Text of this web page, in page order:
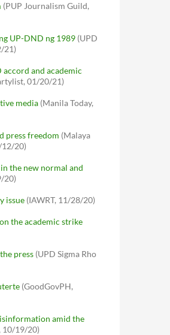
(PUP Journalism Guild,
UP-DND ng 1989 (UPD
21)
and academic
01/20/21)
media (Manila Today,
press freedom (Malaya
20)
the new normal and
20)
issue (IAWRT, 11/28/20)
the academic strike
press (UPD Sigma Rho
(GoodGovPH,
amid the
10/19/20)